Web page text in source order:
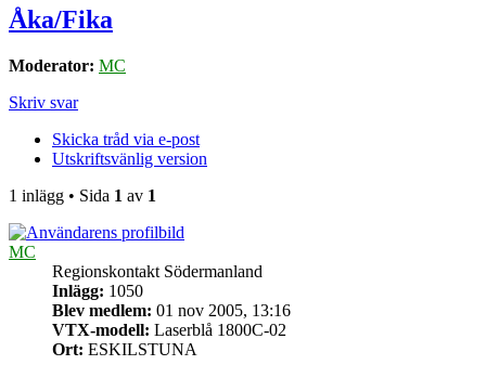
Åka/Fika
Moderator: MC
Skriv svar
Skicka tråd via e-post
Utskriftsvänlig version
1 inlägg • Sida 1 av 1
MC
Regionskontakt Södermanland
Inlägg: 1050
Blev medlem: 01 nov 2005, 13:16
VTX-modell: Laserblå 1800C-02
Ort: ESKILSTUNA